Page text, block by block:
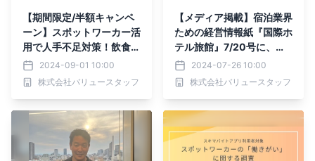
【期間限定/半額キャンペ
ーン】スポットワーカー活
用で人手不足対策！飲食・
接客サービス業界特化の単
発バイトアプリ”バリプ
ラ”にて、企業様向けの
ン」を開始いたしました。
2024-09-01 10:00
株式会社バリュースタッフ
【メディア掲載】宿泊業界
ための経営情報紙『国際ホ
テル旅館』7/20号に、取
締役COO・西谷の連載記
事が掲載されました！
2024-07-26 10:00
株式会社バリュースタッフ